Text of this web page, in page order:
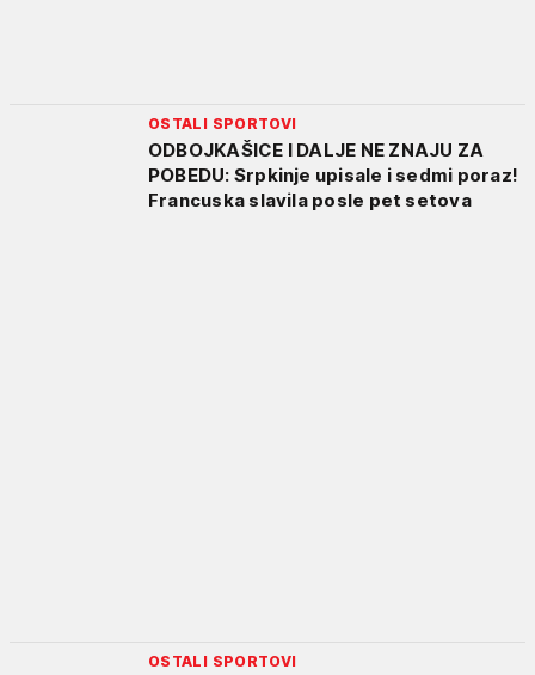
OSTALI SPORTOVI
ODBOJKAŠICE I DALJE NE ZNAJU ZA
POBEDU: Srpkinje upisale i sedmi poraz!
Francuska slavila posle pet setova
OSTALI SPORTOVI